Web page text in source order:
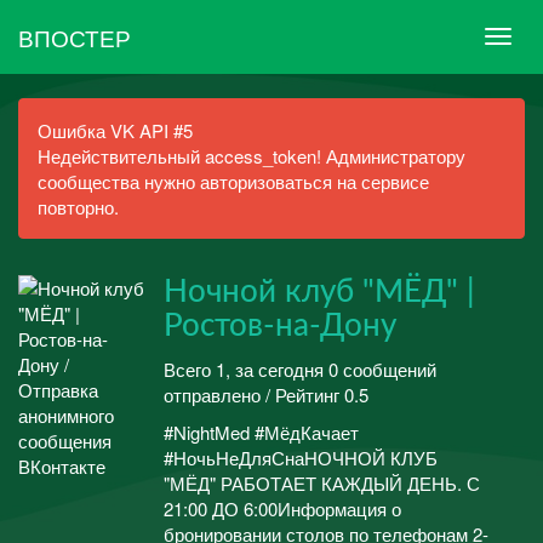
ВПОСТЕР
Ошибка VK API #5
Недействительный access_token! Администратору
сообщества нужно авторизоваться на сервисе
повторно.
Ночной клуб "МЁД" |
Ростов-на-Дону
Всего 1, за сегодня 0 сообщений
отправлено / Рейтинг 0.5
#NightMed #МёдКачает
#НочьНеДляСнаНОЧНОЙ КЛУБ
"МЁД" РАБОТАЕТ КАЖДЫЙ ДЕНЬ. С
21:00 ДО 6:00Информация о
бронировании столов по телефонам 2-